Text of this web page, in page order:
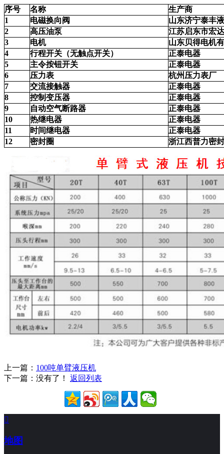
序号 名称
生产商
1
电磁换向阀
山东济宁泰丰
2
高压油泵
江苏启东市宏
3
电机
山东贝得电机
4
行程开关（无触点开关）
正泰电器
5
主令按钮开关
正泰电器
6
压力表
杭州压力表厂
7
交流接触器
正泰电器
8
控制变压器
正泰电器
9
自动空气断路器
正泰电器
10
热继电器
正泰电器
11
时间继电器
正泰电器
12
密封圈 浙江西普力密
上一篇： 100吨单臂液压机
下一篇：没有了！ 返回列表

地图